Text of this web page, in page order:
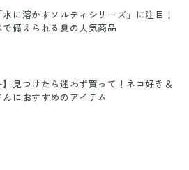
に溶かすソルティシリーズ」に注目！
備えられる夏の人気商品
】見つけたら迷わず買って！ネコ好き＆
におすすめのアイテム